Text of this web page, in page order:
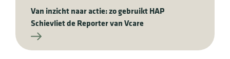
Van inzicht naar actie: zo gebruikt HAP
Schievliet de Reporter van Vcare